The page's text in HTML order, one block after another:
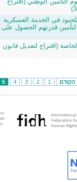
التأمين الوطني (اقتراح
في الخدمة العسكرية
قدرتهم الحصول على
(اقتراح لتعديل قانون
הקודם 1
2
3
4
5